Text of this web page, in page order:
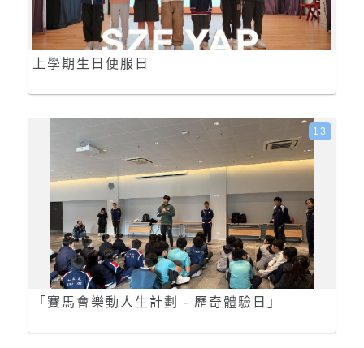
上學期生日便服日
「賽馬會樂動人生計劃 - 歷奇體驗日」
13